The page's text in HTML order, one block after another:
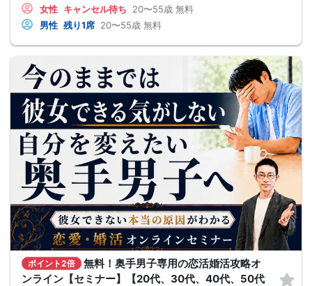
女性 キャンセル待ち 20〜55歳 無料
男性 残り1席 20〜55歳 無料
ポイント2倍
無料！奥手男子専用の恋活婚活攻略オ
ンライン【セミナー】【20代、30代、40代、50代